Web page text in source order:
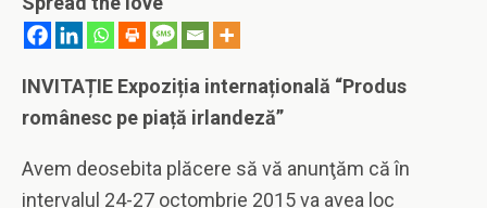
INVITAȚIE Expoziția internațională “Produs
românesc pe piață irlandeză”
Avem deosebita plăcere să vă anunţăm că în
intervalul 24-27 octombrie 2015 va avea loc